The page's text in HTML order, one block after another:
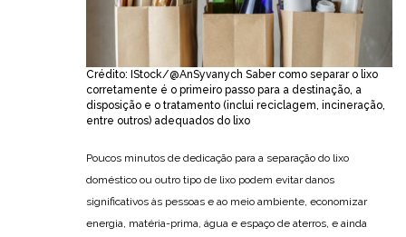
Crédito: IStock/@AnSyvanych Saber como separar o lixo
corretamente é o primeiro passo para a destinação, a
disposição e o tratamento (inclui reciclagem, incineração,
entre outros) adequados do lixo
Poucos minutos de dedicação para a separação do lixo
doméstico ou outro tipo de lixo podem evitar danos
significativos às pessoas e ao meio ambiente, economizar
energia, matéria-prima, água e espaço de aterros, e ainda